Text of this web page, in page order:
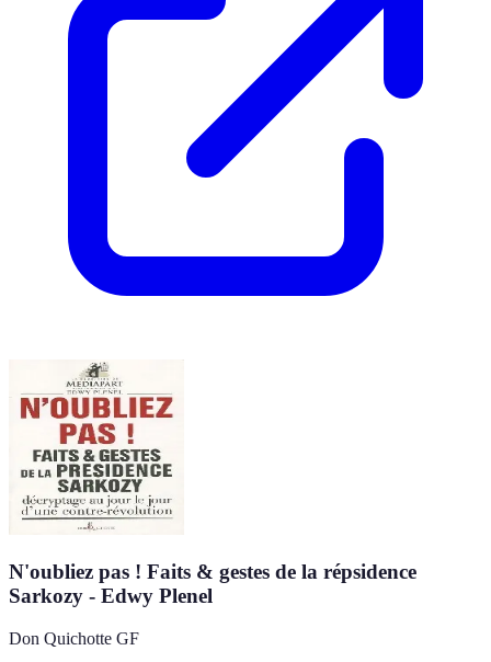
N'oubliez pas ! Faits & gestes de la répsidence
Sarkozy - Edwy Plenel
Don Quichotte GF